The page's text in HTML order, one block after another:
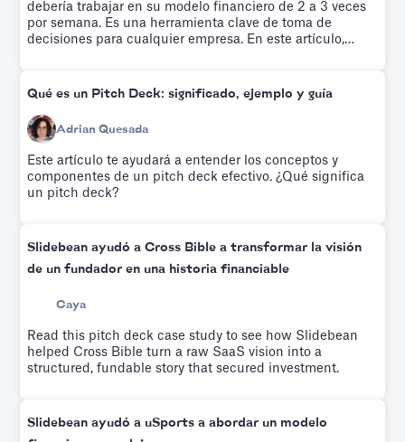
debería trabajar en su modelo financiero de 2 a 3 veces
por semana. Es una herramienta clave de toma de
decisiones para cualquier empresa. En este artículo,
rentabilidad.
Qué es un Pitch Deck: significado, ejemplo y guía
Adrian Quesada
Este artículo te ayudará a entender los conceptos y
componentes de un pitch deck efectivo. ¿Qué significa
un pitch deck?
Slidebean ayudó a Cross Bible a transformar la visión
de un fundador en una historia financiable
Caya
Read this pitch deck case study to see how Slidebean
helped Cross Bible turn a raw SaaS vision into a
structured, fundable story that secured investment.
Slidebean ayudó a uSports a abordar un modelo